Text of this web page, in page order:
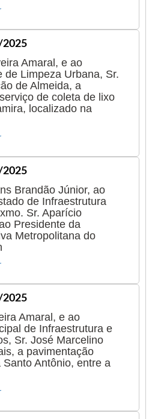
2025
Amaral, e ao
de Limpeza Urbana, Sr.
de Almeida, a
de coleta de lixo
localizado na
2025
Brandão Júnior, ao
de Infraestrutura
Sr. Aparício
Presidente da
Metropolitana do
2025
Amaral, e ao
de Infraestrutura e
Sr. José Marcelino
a pavimentação
Antônio, entre a